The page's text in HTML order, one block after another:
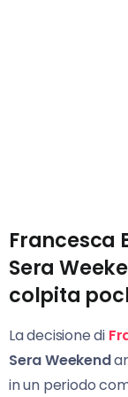
Francesca
Sera
colpita
La decisione di
Sera Weekend
in un periodo